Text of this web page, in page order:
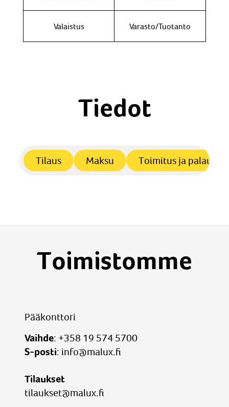
Valaistus Varasto/Tuotanto
Tiedot
Tilaus Maksu Toimitus ja palautus
Toimistomme
Pääkonttori
Vaihde: +358 19 574 5700
S-posti: info@malux.fi
Tilaukset
tilaukset@malux.fi